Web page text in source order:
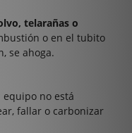
telarañas o
o en el tubito
se ahoga.
equipo no está
fallar o carbonizar